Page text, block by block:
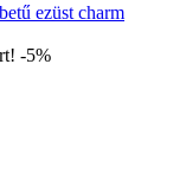
ezüst charm
-5%